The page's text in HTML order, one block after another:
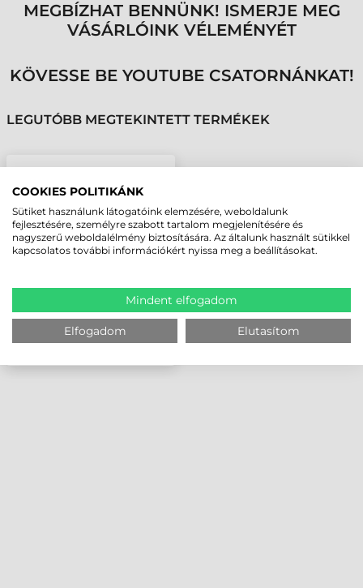
MEGBÍZHAT BENNÜNK! ISMERJE MEG
VÁSÁRLÓINK VÉLEMÉNYÉT
KÖVESSE BE YOUTUBE CSATORNÁNKAT!
LEGUTÓBB MEGTEKINTETT TERMÉKEK
RFD40 SLED + TC5X
ADATGYŰJTŐ
COOKIES POLITIKÁNK
Sütiket használunk látogatóink elemzésére, weboldalunk
fejlesztésére, személyre szabott tartalom megjelenítésére és
nagyszerű weboldalélmény biztosítására. Az általunk használt sütikkel
kapcsolatos további információkért nyissa meg a beállításokat.
Mindent elfogadom
Elfogadom Elutasítom